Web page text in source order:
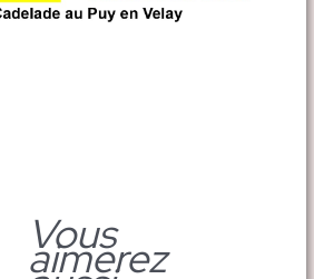
Vous
aimerez